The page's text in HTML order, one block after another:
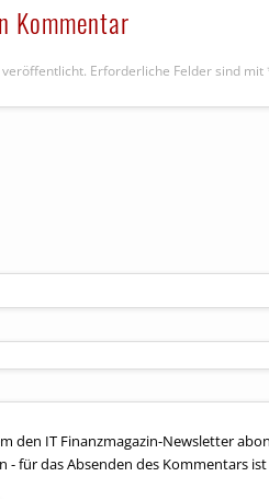
Kommentar
Erforderliche Felder sind mit
den IT Finanzmagazin-Newsletter
- für das Absenden des Kommentars